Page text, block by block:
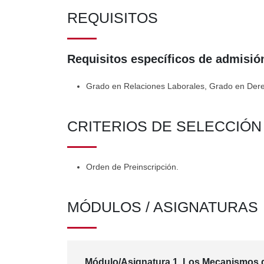
REQUISITOS
Requisitos específicos de
Grado en Relaciones Laborales, Grado en
CRITERIOS DE
Orden de Preinscripción.
MÓDULOS / ASIGNATURAS
Módulo/Asignatura 1. Los